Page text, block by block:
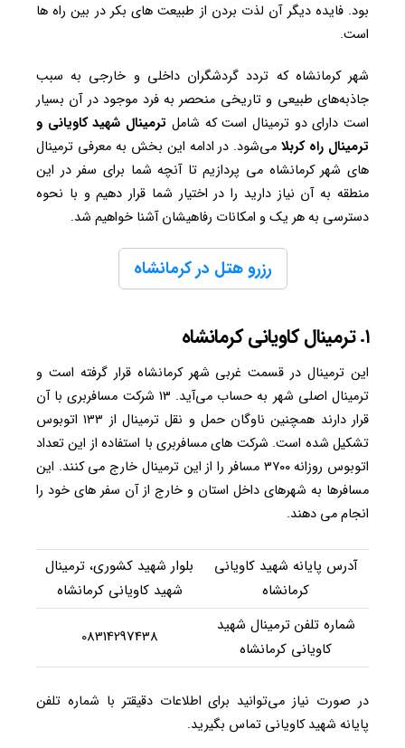
بود. فایده دیگر آن لذت بردن از طبیعت های بکر در بین راه ها
است.
شهر کرمانشاه که تردد گردشگران داخلی و خارجی به سبب
جاذبه‌های طبیعی و تاریخی منحصر به فرد موجود در آن بسیار
است دارای دو ترمینال است که شامل ترمینال شهید کاویانی و
ترمینال راه کربلامی‌شود. در ادامه این بخش به معرفی ترمینال
های شهر کرمانشاه می پردازیم تا آنچه شما برای سفر در این
منطقه به آن نیاز دارید را در اختیار شما قرار دهیم و با نحوه
دسترسی به هر یک و امکانات رفاهیشان آشنا خواهیم شد.
رزرو هتل در کرمانشاه
۱. ترمینال کاویانی کرمانشاه
این ترمینال در قسمت غربی شهر کرمانشاه قرار گرفته است و
ترمینال اصلی شهر به حساب می‌آید. ۱۳ شرکت مسافربری با آن
قرار دارند همچنین ناوگان حمل و نقل ترمینال از ۱۳۳ اتوبوس
تشکیل شده است. شرکت های مسافربری با استفاده از این تعداد
اتوبوس روزانه ۳۷۰۰ مسافر را از این ترمینال خارج می کنند. این
مسافرها به شهرهای داخل استان و خارج از آن سفر های خود را
انجام می دهند.
آدرس پایانه شهید کاویانی
کرمانشاه
بلوار شهید کشوری، ترمینال
شهید کاویانی کرمانشاه
شماره تلفن ترمینال شهید
کاویانی کرمانشاه
08314297438
در صورت نیاز می‌توانید برای اطلاعات دقیقتر با شماره تلفن
پایانه شهید کاویانی تماس بگیرید.